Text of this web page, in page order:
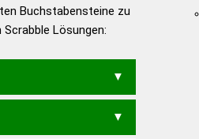
deutsche Grammatik
Buchstabensteine zu
Lösungen: